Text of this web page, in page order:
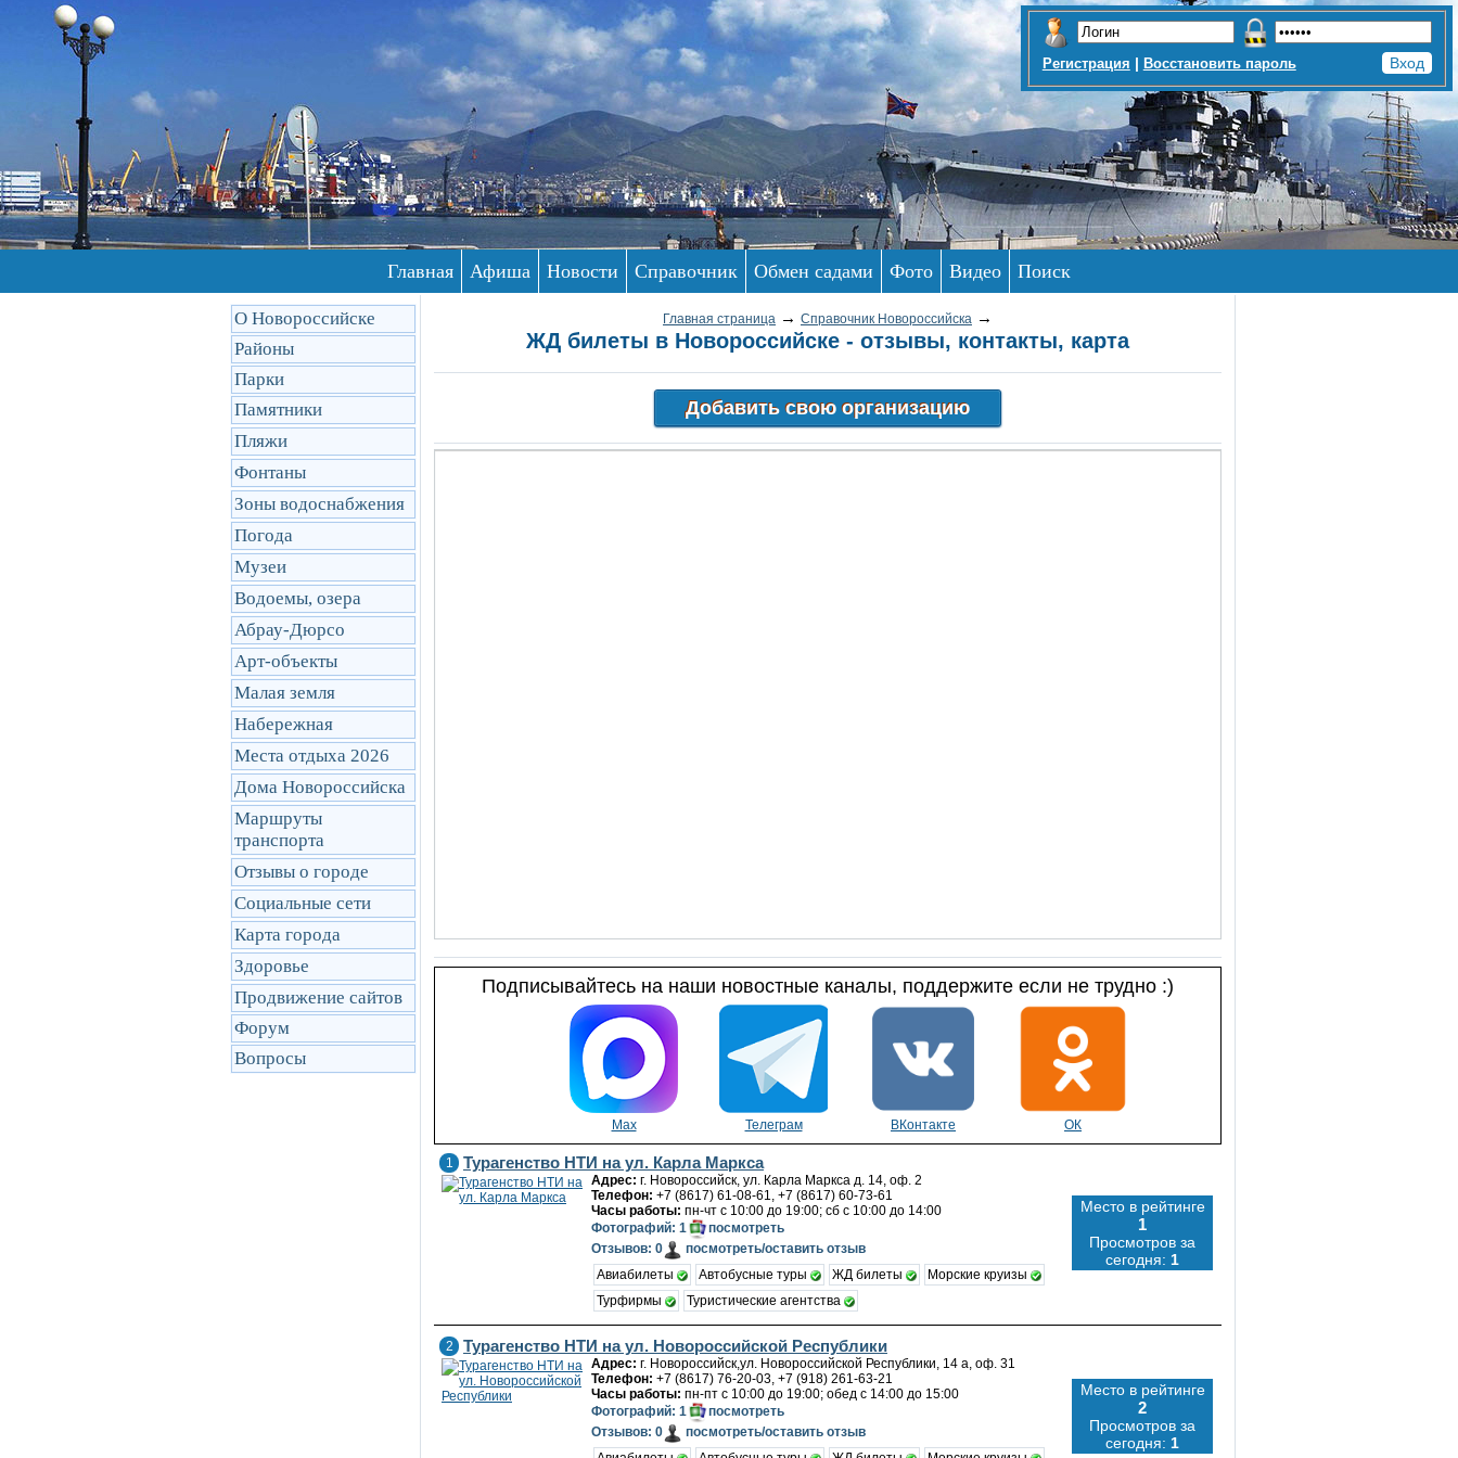
Регистрация | Восстановить пароль
Главная Афиша Новости Справочник Обмен садами Фото Видео Поиск
О Новороссийске
Районы
Парки
Памятники
Пляжи
Фонтаны
Зоны водоснабжения
Погода
Музеи
Водоемы, озера
Абрау-Дюрсо
Арт-объекты
Малая земля
Набережная
Места отдыха 2026
Дома Новороссийска
Маршруты
транcпорта
Отзывы о городе
Социальные сети
Карта города
Здоровье
Продвижение сайтов
Форум
Вопросы
Главная страница → Справочник Новороссийска →
ЖД билеты в Новороссийске - отзывы, контакты, карта
Подписывайтесь на наши новостные каналы, поддержите если не трудно :)
Max Телеграм ВКонтакте ОК
1 Турагенство НТИ на ул. Карла Маркса
Место в рейтинге
1
Просмотров за
сегодня: 1
Адрес: г. Новороссийск, ул. Карла Маркса д. 14, оф. 2
Телефон: +7 (8617) 61-08-61, +7 (8617) 60-73-61
Часы работы: пн-чт с 10:00 до 19:00; сб с 10:00 до 14:00
Фотографий: 1
посмотреть
Отзывов: 0
посмотреть/оставить отзыв
Авиабилеты
Автобусные туры ЖД билеты
Морские круизы
Турфирмы
Туристические агентства
2 Турагенство НТИ на ул. Новороссийской Республики
Место в рейтинге
2
Просмотров за
сегодня: 1
Адрес: г. Новороссийск,ул. Новороссийской Республики, 14 а, оф. 31
Телефон: +7 (8617) 76-20-03, +7 (918) 261-63-21
Часы работы: пн-пт с 10:00 до 19:00; обед с 14:00 до 15:00
Фотографий: 1
посмотреть
Отзывов: 0
посмотреть/оставить отзыв